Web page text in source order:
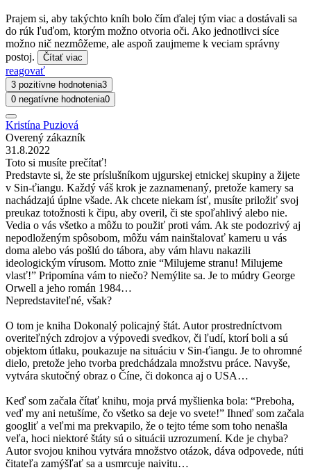
Prajem si, aby takýchto kníh bolo čím ďalej tým viac a dostávali sa
do rúk ľuďom, ktorým možno otvoria oči. Ako jednotlivci síce
možno nič nezmôžeme, ale aspoň zaujmeme k veciam správny
postoj.
Čítať viac
reagovať
3 pozitívne hodnotenia3
0 negatívne hodnotenia0
Kristína Puziová
Overený zákazník
31.8.2022
Toto si musíte prečítať!
Predstavte si, že ste príslušníkom ujgurskej etnickej skupiny a žijete
v Sin-ťiangu. Každý váš krok je zaznamenaný, pretože kamery sa
nachádzajú úplne všade. Ak chcete niekam ísť, musíte priložiť svoj
preukaz totožnosti k čipu, aby overil, či ste spoľahlivý alebo nie.
Vedia o vás všetko a môžu to použiť proti vám. Ak ste podozrivý aj
nepodloženým spôsobom, môžu vám nainštalovať kameru u vás
doma alebo vás pošlú do tábora, aby vám hlavu nakazili
ideologickým vírusom. Motto znie “Milujeme stranu! Milujeme
vlasť!” Pripomína vám to niečo? Nemýlite sa. Je to múdry George
Orwell a jeho román 1984…
Nepredstaviteľné, však?
O tom je kniha Dokonalý policajný štát. Autor prostredníctvom
overiteľných zdrojov a výpovedi svedkov, či ľudí, ktorí boli a sú
objektom útlaku, poukazuje na situáciu v Sin-ťiangu. Je to ohromné
dielo, pretože jeho tvorba predchádzala množstvu práce. Navyše,
vytvára skutočný obraz o Číne, či dokonca aj o USA…
Keď som začala čítať knihu, moja prvá myšlienka bola: “Preboha,
veď my ani netušíme, čo všetko sa deje vo svete!” Ihneď som začala
googliť a veľmi ma prekvapilo, že o tejto téme som toho nenašla
veľa, hoci niektoré štáty sú o situácii uzrozumení. Kde je chyba?
Autor svojou knihou vytvára množstvo otázok, dáva odpovede, núti
čitateľa zamýšľať sa a usmrcuje naivitu…